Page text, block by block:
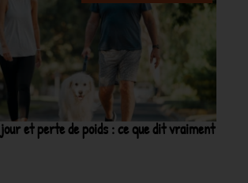
et perte de poids : ce que dit vraiment